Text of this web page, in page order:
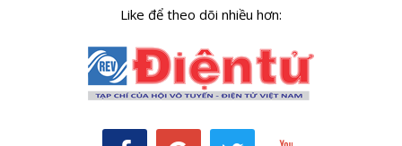
Like để theo dõi nhiều hơn: